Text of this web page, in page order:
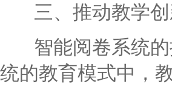
三、推动教学创
智能阅卷系统的
统的教育模式中，